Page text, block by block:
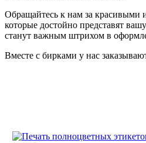
Обращайтесь к нам за красивыми
которые достойно представят
станут важным штрихом в
Вместе с бирками у нас